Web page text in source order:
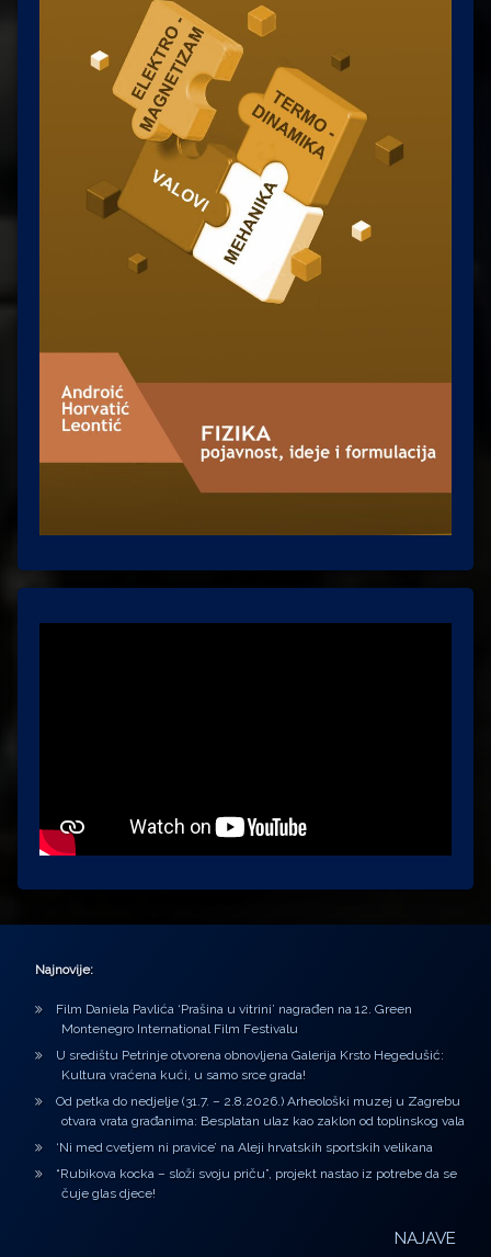
Najnovije:
Film Daniela Pavlića ‘Prašina u vitrini’ nagrađen na 12. Green
Montenegro International Film Festivalu
U središtu Petrinje otvorena obnovljena Galerija Krsto Hegedušić:
Kultura vraćena kući, u samo srce grada!
Od petka do nedjelje (31.7. – 2.8.2026.) Arheološki muzej u Zagrebu
otvara vrata građanima: Besplatan ulaz kao zaklon od toplinskog vala
‘Ni med cvetjem ni pravice’ na Aleji hrvatskih sportskih velikana
“Rubikova kocka – složi svoju priču”, projekt nastao iz potrebe da se
čuje glas djece!
NAJAVE